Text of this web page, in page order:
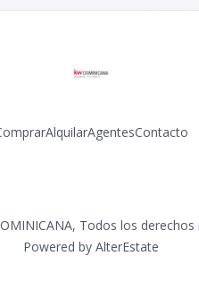
AlquilarAgentesContacto
, Todos los derechos
Powered by AlterEstate